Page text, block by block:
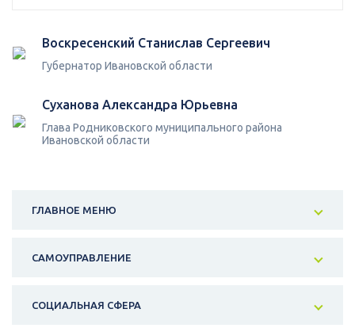
Воскресенский Станислав Сергеевич
Губернатор Ивановской области
Суханова Александра Юрьевна
Глава Родниковского муниципального района
Ивановской области
ГЛАВНОЕ МЕНЮ
САМОУПРАВЛЕНИЕ
СОЦИАЛЬНАЯ СФЕРА